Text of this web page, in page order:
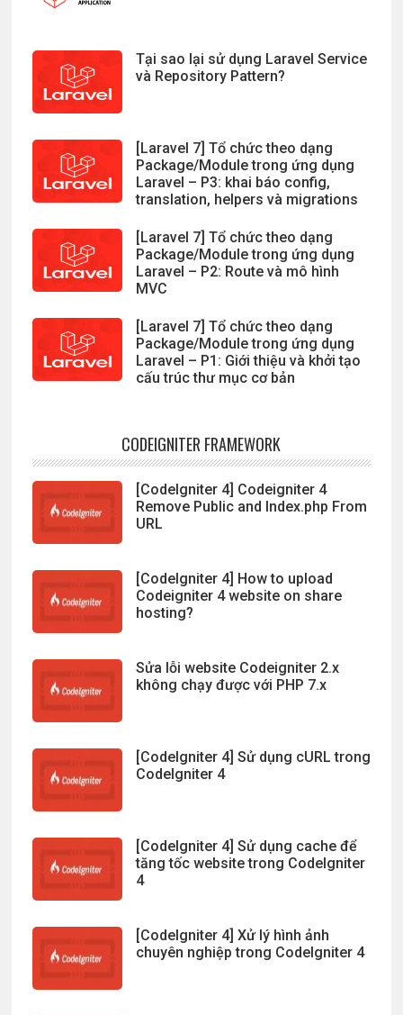
Tại sao lại sử dụng Laravel Service
và Repository Pattern?
[Laravel 7] Tổ chức theo dạng
Package/Module trong ứng dụng
Laravel – P3: khai báo config,
translation, helpers và migrations
[Laravel 7] Tổ chức theo dạng
Package/Module trong ứng dụng
Laravel – P2: Route và mô hình
MVC
[Laravel 7] Tổ chức theo dạng
Package/Module trong ứng dụng
Laravel – P1: Giới thiệu và khởi tạo
cấu trúc thư mục cơ bản
CODEIGNITER FRAMEWORK
[CodeIgniter 4] Codeigniter 4
Remove Public and Index.php From
URL
[CodeIgniter 4] How to upload
Codeigniter 4 website on share
hosting?
Sửa lỗi website Codeigniter 2.x
không chạy được với PHP 7.x
[CodeIgniter 4] Sử dụng cURL trong
CodeIgniter 4
[CodeIgniter 4] Sử dụng cache để
tăng tốc website trong CodeIgniter
4
[CodeIgniter 4] Xử lý hình ảnh
chuyên nghiệp trong CodeIgniter 4